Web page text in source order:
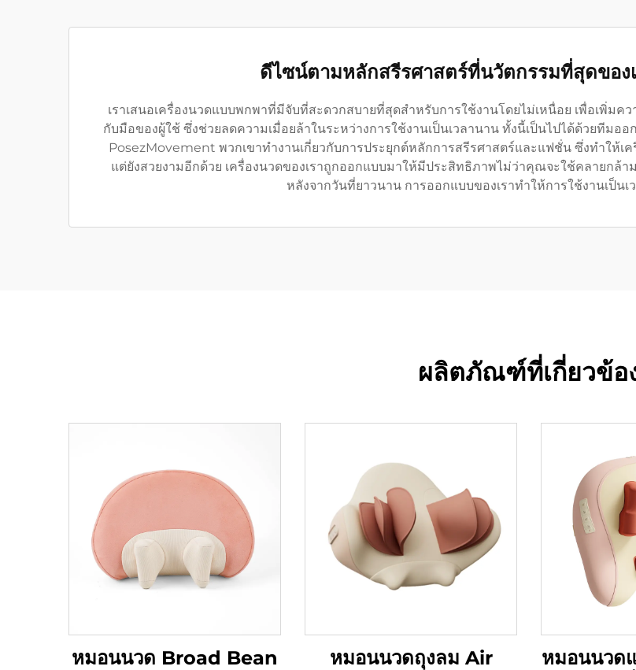
ดีไซน์ตามหลักสรีรศาสตร์ที่นวัตกรรมที่สุดของ
เราเสนอเครื่องนวดแบบพกพาที่มีจับที่สะดวกสบายที่สุดสำหรับการใช้งานโดยไม่เหนื่อย เพื่อเพิ่มค
กับมือของผู้ใช้ ซึ่งช่วยลดความเมื่อยล้าในระหว่างการใช้งานเป็นเวลานาน ทั้งนี้เป็นไปได้ด้วยทีมอ
PosezMovement พวกเขาทำงานเกี่ยวกับการประยุกต์หลักการสรีรศาสตร์และแฟชั่น ซึ่งทำให้เ
แต่ยังสวยงามอีกด้วย เครื่องนวดของเราถูกออกแบบมาให้มีประสิทธิภาพไม่ว่าคุณจะใช้คลายกล้
หลังจากวันที่ยาวนาน การออกแบบของเราทำให้การใช้งานเป็น
ผลิตภัณฑ์ที่เกี่ยวข้อ
หมอนนวด Broad Bean
หมอนนวดถุงลม Air
หมอนนวด